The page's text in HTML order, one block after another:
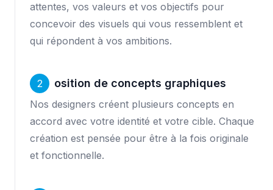
attentes, vos valeurs et vos objectifs pour
concevoir des visuels qui vous ressemblent et
qui répondent à vos ambitions.
2
Proposition de concepts graphiques
Nos designers créent plusieurs concepts en
accord avec votre identité et votre cible. Chaque
création est pensée pour être à la fois originale
et fonctionnelle.